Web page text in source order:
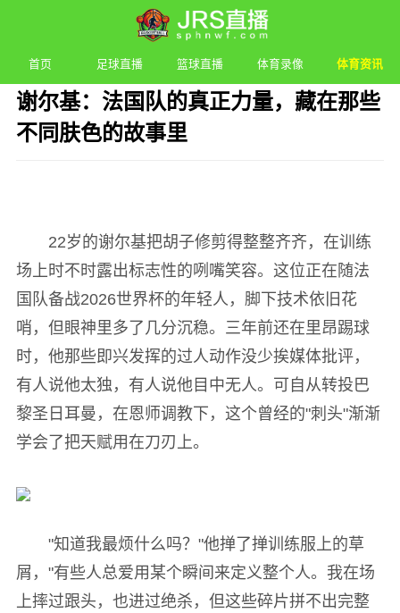
首页 足球直播 篮球直播 体育录像 体育资讯
谢尔基：法国队的真正力量，藏在那些
不同肤色的故事里
22岁的谢尔基把胡子修剪得整整齐齐，在训练
场上时不时露出标志性的咧嘴笑容。这位正在随法
国队备战2026世界杯的年轻人，脚下技术依旧花
哨，但眼神里多了几分沉稳。三年前还在里昂踢球
时，他那些即兴发挥的过人动作没少挨媒体批评，
有人说他太独，有人说他目中无人。可自从转投巴
黎圣日耳曼，在恩师调教下，这个曾经的"刺头"渐渐
学会了把天赋用在刀刃上。
"知道我最烦什么吗？"他掸了掸训练服上的草
屑，"有些人总爱用某个瞬间来定义整个人。我在场
上摔过跟头，也进过绝杀，但这些碎片拼不出完整